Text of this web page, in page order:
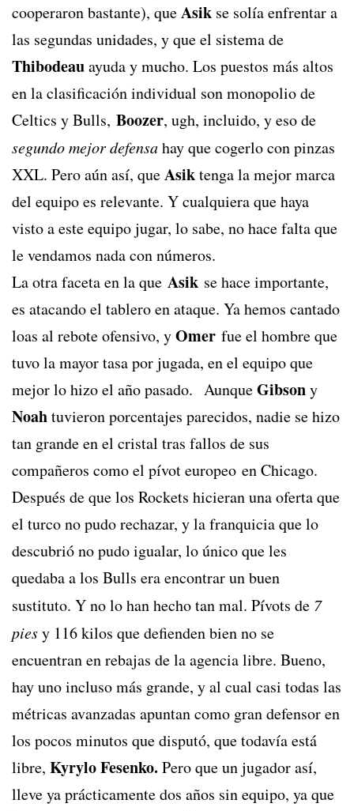
cooperaron bastante), queAsik se solía enfrentar a
las segundas unidades, y que el sistema de
Thibodeauayuda y mucho. Los puestos más altos
en la clasificación individual son monopolio de
Celtics y Bulls, Boozer, ugh, incluido, y eso de
segundo mejor defensahay que cogerlo con pinzas
XXL. Pero aún así, queAsiktenga la mejor marca
del equipo es relevante. Y cualquiera que haya
visto a este equipo jugar, lo sabe, no hace falta que
le vendamos nada con números.
La otra faceta en la que Asik se hace importante,
es atacando el tablero en ataque. Ya hemos cantado
loas al rebote ofensivo, yOmer fue el hombre que
tuvo la mayor tasa por jugada, en el equipo que
mejor lo hizo el año pasado. AunqueGibsony
Noahtuvieron porcentajes parecidos, nadie se hizo
tan grande en el cristal tras fallos de sus
compañeros como el pívot europeo en Chicago.
Después de que los Rockets hicieran una oferta que
el turco no pudo rechazar, y la franquicia que lo
descubrió no pudo igualar, lo único que les
quedaba a los Bulls era encontrar un buen
sustituto. Y no lo han hecho tan mal. Pívots de 7
piesy 116 kilos que defienden bien no se
encuentran en rebajas de la agencia libre. Bueno,
hay uno incluso más grande, y al cual casi todas las
métricas avanzadas apuntan como gran defensor en
los pocos minutos que disputó, que todavía está
libre, Kyrylo Fesenko. Pero que un jugador así,
lleve ya prácticamente dos años sin equipo, ya que